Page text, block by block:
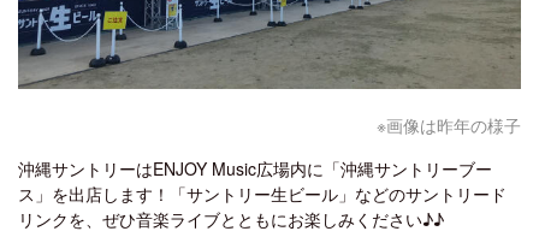
※画像は昨年の様子
沖縄サントリーはENJOY Music広場内に「沖縄サントリーブー
ス」を出店します！「サントリー生ビール」などのサントリード
リンクを、ぜひ音楽ライブとともにお楽しみください♪♪